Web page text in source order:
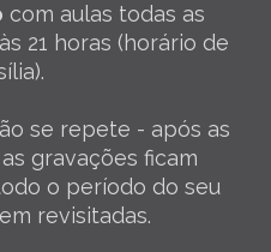
com aulas todas as
21 horas (horário de
se repete - após as
gravações ficam
o período do seu
revisitadas.